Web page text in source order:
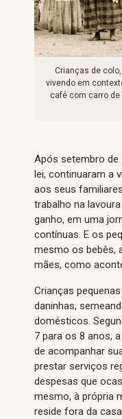
Crianças de
vivendo em
café com carro de
Após setembro de
lei, continuaram a
aos seus
trabalho na
ganho, em uma
contínuas. E os
mesmo os bebês,
mães, como
Crianças
daninhas,
domésticos.
7 para os 8 anos,
de acompanhar
prestar serviços
despesas que
mesmo, à própria
reside fora da